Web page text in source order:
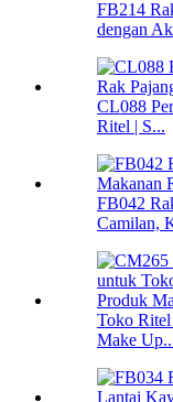
FB214
dengan
CL088
Ritel | S...
FB042
Camilan,
Toko
Make